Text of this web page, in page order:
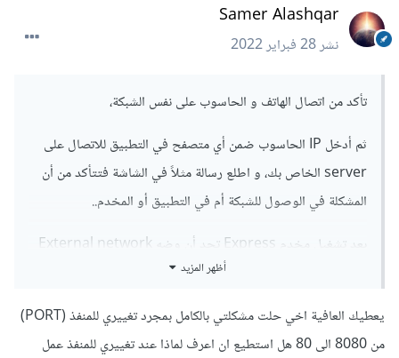
Samer Alashqar
نشر28 فبراير 2022
تأكد من اتصال الهاتف و الحاسوب على نفس الشبكة،
ثم أدخل IP الحاسوب ضمن أي متصفح في التطبيق للاتصال على
server الخاص بك، و اطلع رسالة مثلاً في الشاشة فتتأكد من أن
المشكلة في الوصول للشبكة أم في التطبيق أو المخدم..
بعد تشغيل مخدم Express تجد أن وضه External network
أظهر المزيد
يعطيك العافية اخي حلت مشكلتي بالكامل بمجرد تغييري للمنفذ (PORT)
من 8080 الى 80 هل استطيع ان اعرف لماذا عند تغييري للمنفذ عمل